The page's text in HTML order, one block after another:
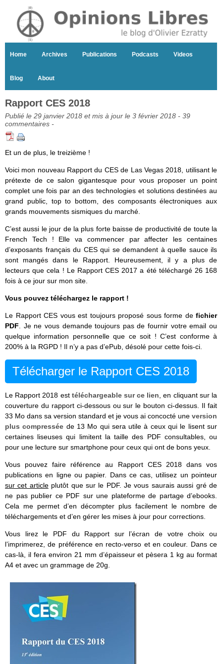
Home Archives Publications Podcasts Videos
Blog About
Rapport CES 2018
Publié le 29 janvier 2018 et mis à jour le 3 février 2018 - 39
commentaires -
Et un de plus, le treizième !
Voici mon nouveau Rapport du CES de Las Vegas 2018, utilisant le
prétexte de ce salon gigantesque pour vous proposer un point
complet une fois par an des technologies et solutions destinées au
grand public, top to bottom, des composants électroniques aux
grands mouvements sismiques du marché.
C’est aussi le jour de la plus forte baisse de productivité de toute la
French Tech ! Elle va commencer par affecter les centaines
d’exposants français du CES qui se demandent à quelle sauce ils
sont mangés dans le Rapport. Heureusement, il y a plus de
lecteurs que cela ! Le Rapport CES 2017 a été téléchargé 26 168
fois à ce jour sur mon site.
Vous pouvez téléchargez le rapport !
Le Rapport CES vous est toujours proposé sous forme de fichier
PDF. Je ne vous demande toujours pas de fournir votre email ou
quelque information personnelle que ce soit ! C’est conforme à
200% à la RGPD ! Il n’y a pas d’ePub, désolé pour cette fois-ci.
Télécharger le Rapport CES 2018
Le Rapport 2018 est téléchargeable sur ce lien , en cliquant sur la
couverture du rapport ci-dessous ou sur le bouton ci-dessus. Il fait
33 Mo dans sa version standard et je vous ai concocté une version
plus compressée de 13 Mo qui sera utile à ceux qui le lisent sur
certaines liseuses qui limitent la taille des PDF consultables, ou
pour une lecture sur smartphone pour ceux qui ont de bons yeux.
Vous pouvez faire référence au Rapport CES 2018 dans vos
publications en ligne ou papier. Dans ce cas, utilisez un pointeur
sur cet articleplutôt que sur le PDF. Je vous saurais aussi gré de
ne pas publier ce PDF sur une plateforme de partage d’ebooks.
Cela me permet d’en décompter plus facilement le nombre de
téléchargements et d’en gérer les mises à jour pour corrections.
Vous lirez le PDF du Rapport sur l’écran de votre choix ou
l’imprimerez, de préférence en recto-verso et en couleur. Dans ce
cas-là, il fera environ 21 mm d’épaisseur et pèsera 1 kg au format
A4 et avec un grammage de 20g.